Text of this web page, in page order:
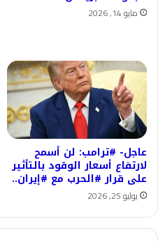
مايو 14, 2026
عاجل- #ترامب: لن أسمح
لارتفاع أسعار الوقود بالتأثير
على قرار #الحرب مع #إيران..
يوليو 25, 2026